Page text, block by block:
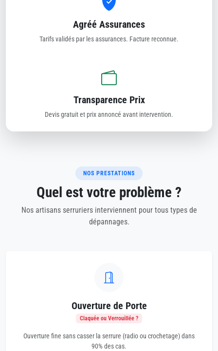
Agréé Assurances
Tarifs validés par les assurances. Facture reconnue.
Transparence Prix
Devis gratuit et prix annoncé avant intervention.
NOS PRESTATIONS
Quel est votre problème ?
Nos artisans serruriers interviennent pour tous types de
dépannages.
Ouverture de Porte
Claquée ou Verrouillée ?
Ouverture fine sans casser la serrure (radio ou crochetage) dans
90% des cas.